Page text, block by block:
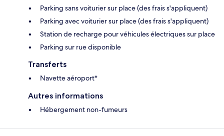
Parking sans voiturier sur place (des frais s'appliquent)
Parking avec voiturier sur place (des frais s'appliquent)
Station de recharge pour véhicules électriques sur place
Parking sur rue disponible
Transferts
Navette aéroport*
Autres informations
Hébergement non-fumeurs